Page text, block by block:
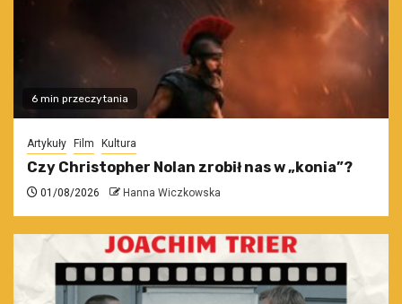
6 min przeczytania
Artykuły Film Kultura
Czy Christopher Nolan zrobił nas w „konia”?
01/08/2026 Hanna Wiczkowska